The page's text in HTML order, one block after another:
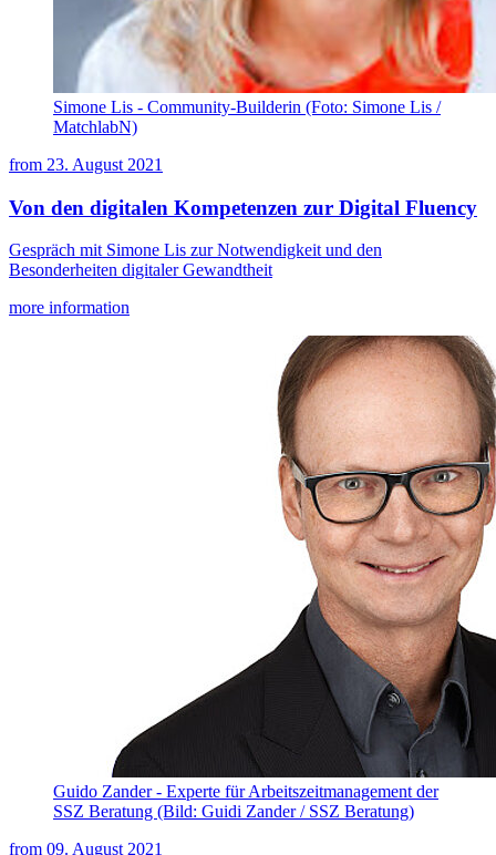
Simone Lis - Community-Builderin (Foto: Simone Lis /
MatchlabN)
from 23. August 2021
Von den digitalen Kompetenzen zur Digital Fluency
Gespräch mit Simone Lis zur Notwendigkeit und den
Besonderheiten digitaler Gewandtheit
more information
Guido Zander - Experte für Arbeitszeitmanagement der
SSZ Beratung (Bild: Guidi Zander / SSZ Beratung)
from 09. August 2021